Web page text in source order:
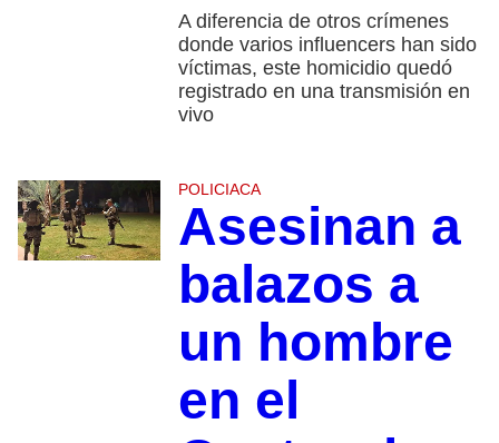
A diferencia de otros crímenes
donde varios influencers han sido
víctimas, este homicidio quedó
registrado en una transmisión en
vivo
POLICIACA
Asesinan a
balazos a
un hombre
en el